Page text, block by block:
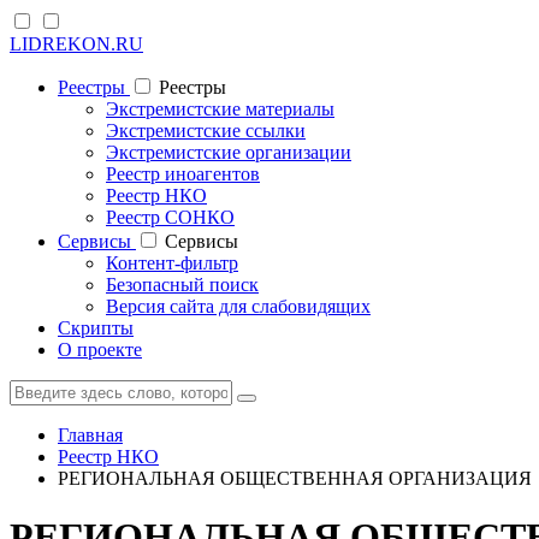
LIDREKON.RU
Реестры
Реестры
Экстремистские материалы
Экстремистские ссылки
Экстремистские организации
Реестр иноагентов
Реестр НКО
Реестр СОНКО
Cервисы
Cервисы
Контент-фильтр
Безопасный поиск
Версия сайта для слабовидящих
Скрипты
О проекте
Главная
Реестр НКО
РЕГИОНАЛЬНАЯ ОБЩЕСТВЕННАЯ ОРГАНИЗАЦИЯ